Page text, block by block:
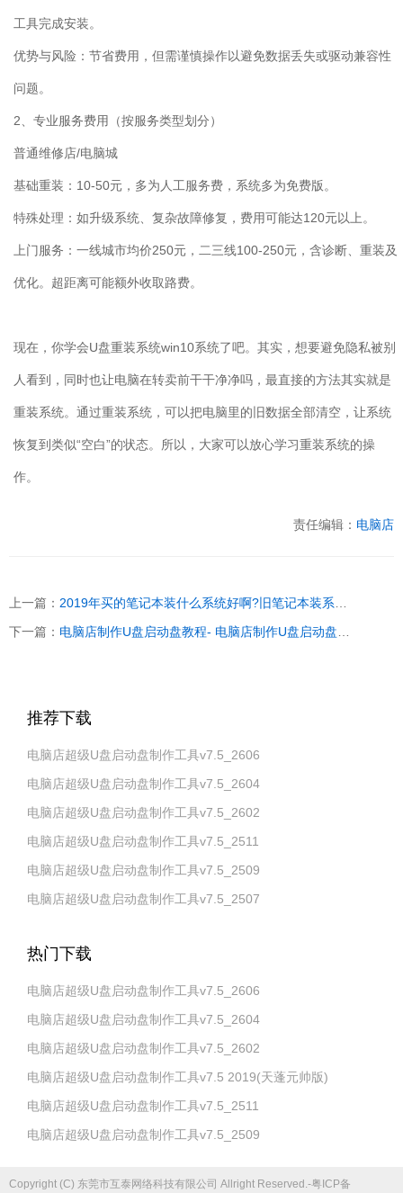
工具完成安装。
优势与风险：节省费用，但需谨慎操作以避免数据丢失或驱动兼容性
问题。
2、专业服务费用（按服务类型划分）
普通维修店/电脑城
基础重装： 10-50元，多为人工服务费，系统多为免费版。
特殊处理：如升级系统、复杂故障修复，费用可能达120元以上。
上门服务：一线城市均价250元，二三线100-250元，含诊断、重装及
优化。超距离可能额外收取路费。
现在，你学会U盘重装系统win10系统了吧。其实，想要避免隐私被别
人看到，同时也让电脑在转卖前干干净净吗，最直接的方法其实就是
重装系统。通过重装系统，可以把电脑里的旧数据全部清空，让系统
恢复到类似“空白”的状态。所以，大家可以放心学习重装系统的操
作。
责任编辑： 电脑店
上一篇： 2019年买的笔记本装什么系统好啊?旧笔记本装系统教程【详细教程】
下一篇： 电脑店制作U盘启动盘教程- 电脑店制作U盘启动盘重装
推荐下载
电脑店超级U盘启动盘制作工具v7.5_2606
电脑店超级U盘启动盘制作工具v7.5_2604
电脑店超级U盘启动盘制作工具v7.5_2602
电脑店超级U盘启动盘制作工具v7.5_2511
电脑店超级U盘启动盘制作工具v7.5_2509
电脑店超级U盘启动盘制作工具v7.5_2507
热门下载
电脑店超级U盘启动盘制作工具v7.5_2606
电脑店超级U盘启动盘制作工具v7.5_2604
电脑店超级U盘启动盘制作工具v7.5_2602
电脑店超级U盘启动盘制作工具v7.5 2019(天蓬元帅版)
电脑店超级U盘启动盘制作工具v7.5_2511
电脑店超级U盘启动盘制作工具v7.5_2509
Copyright (C) 东莞市互泰网络科技有限公司 Allright Reserved.-粤ICP备